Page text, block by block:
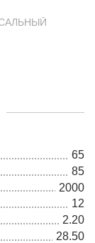
65
85
2000
12
2.20
28.50